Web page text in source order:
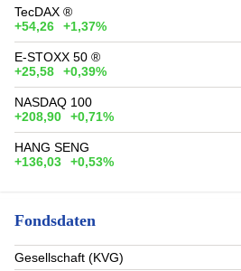
TecDAX ®
+54,26
+1,37%
E-STOXX 50 ®
+25,58
+0,39%
NASDAQ 100
+208,90
+0,71%
HANG SENG
+136,03
+0,53%
Fondsdaten
Gesellschaft (KVG)